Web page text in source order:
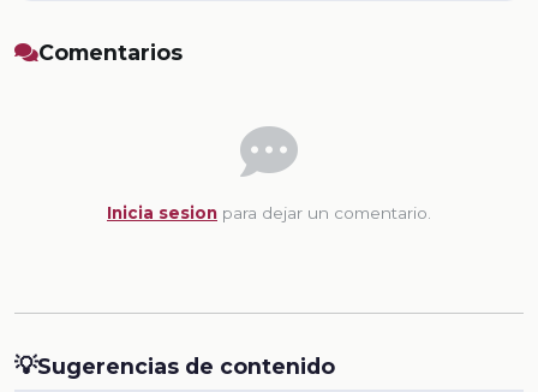
Comentarios
Inicia sesion para dejar un comentario.
💡Sugerencias de contenido